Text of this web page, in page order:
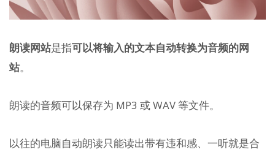
朗读网站是指可以将输入的文本自动转换为音频的网
站。
朗读的音频可以保存为 MP3 或 WAV 等文件。
以往的电脑自动朗读只能读出带有违和感、一听就是合